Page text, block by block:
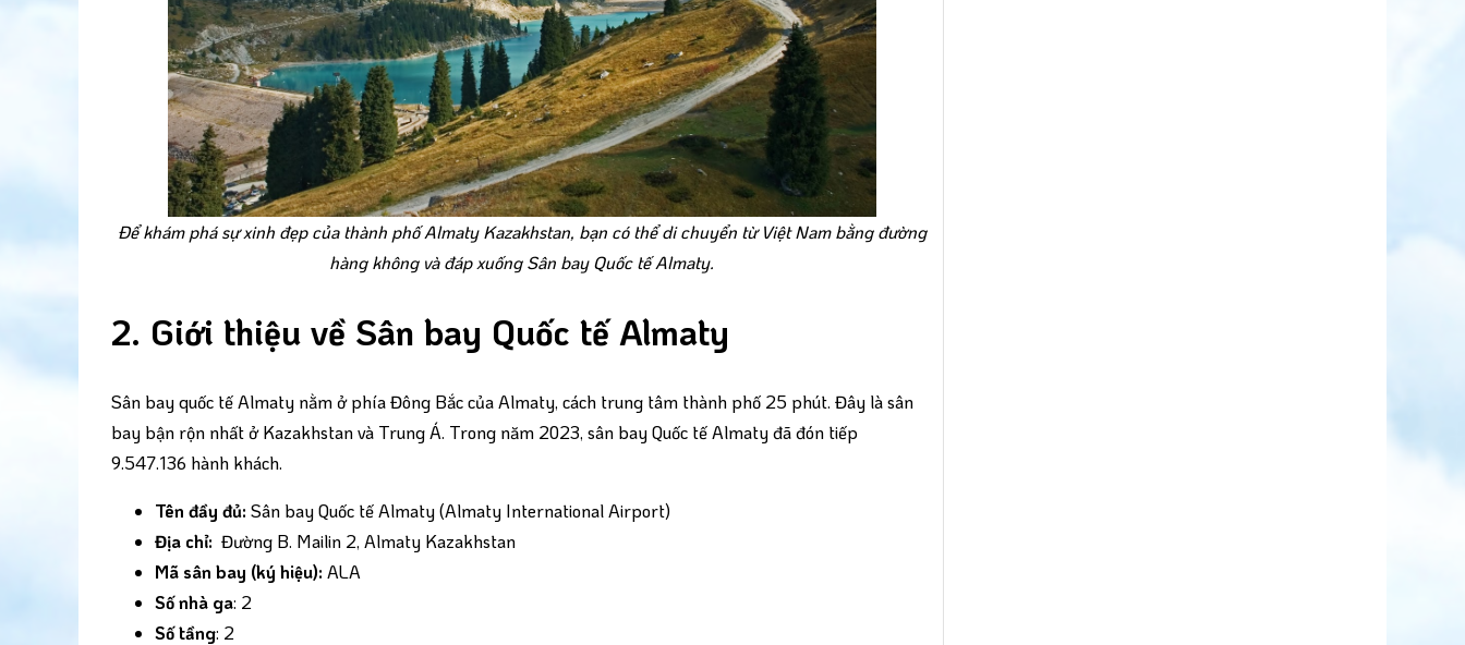
Để khám phá sự xinh đẹp của thành phố Almaty Kazakhstan, bạn có thể di chuyển từ Việt Nam bằng đường
hàng không và đáp xuống Sân bay Quốc tế Almaty.
2. Giới thiệu về Sân bay Quốc tế Almaty
Sân bay quốc tế Almaty nằm ở phía Đông Bắc của Almaty, cách trung tâm thành phố 25 phút. Đây là sân
bay bận rộn nhất ở Kazakhstan và Trung Á. Trong năm 2023, sân bay Quốc tế Almaty đã đón tiếp
9.547.136 hành khách.
Tên đầy đủ: Sân bay Quốc tế Almaty (Almaty International Airport)
Địa chỉ: Đường B. Mailin 2, Almaty Kazakhstan
Mã sân bay (ký hiệu): ALA
Số nhà ga: 2
Số tầng: 2